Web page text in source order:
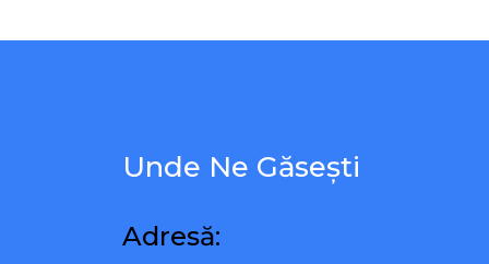
Unde Ne Găsești
Adresă: